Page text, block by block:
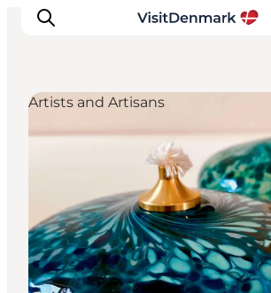
Quoi faire
Hébergements
Planifiez votre voyage
Artists and Artisans